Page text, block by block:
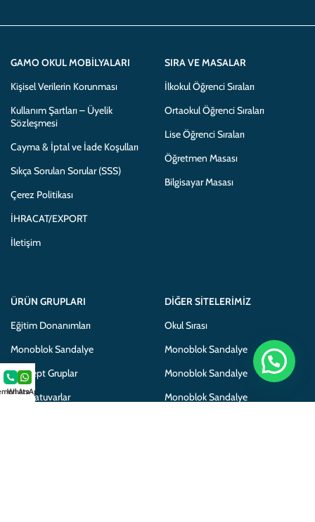
GAMO OKUL MOBILYALARI
Kişisel Verilerin Korunması
Kullanım Şartları – Üyelik
Sözleşmesi
Cayma & İptal ve İade Koşulları
Sıkça Sorulan Sorular (SSS)
Çerez Politikası
İHRACAT/EXPORT
İletişim
SIRA VE MASALAR
İlkokul Öğrenci Sıraları
Ortaokul Öğrenci Sıraları
Lise Öğrenci Sıraları
Öğretmen Masası
Bilgisayar Masası
ÜRÜN GRUPLARI
Eğitim Donanımları
Monoblok Sandalye
Konsept Gruplar
Laboratuvarlar
DIĞER SITELERIMIZ
Okul Sırası
Monoblok Sandalye
Monoblok Sandalye
Monoblok Sandalye
Ara
WhatsApp